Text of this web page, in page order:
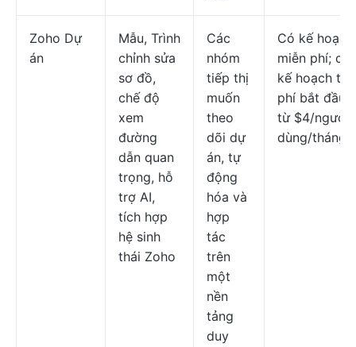
Zoho Dự
án
Mẫu, Trình
chỉnh sửa
sơ đồ,
chế độ
xem
đường
dẫn quan
trọng, hỗ
trợ AI,
tích hợp
hệ sinh
thái Zoho
Các
nhóm
tiếp thị
muốn
theo
dõi dự
án, tự
động
hóa và
hợp
tác
trên
một
nền
tảng
duy
Có kế hoạch
miễn phí; các
kế hoạch trả
phí bắt đầu
từ $4/người
dùng/tháng